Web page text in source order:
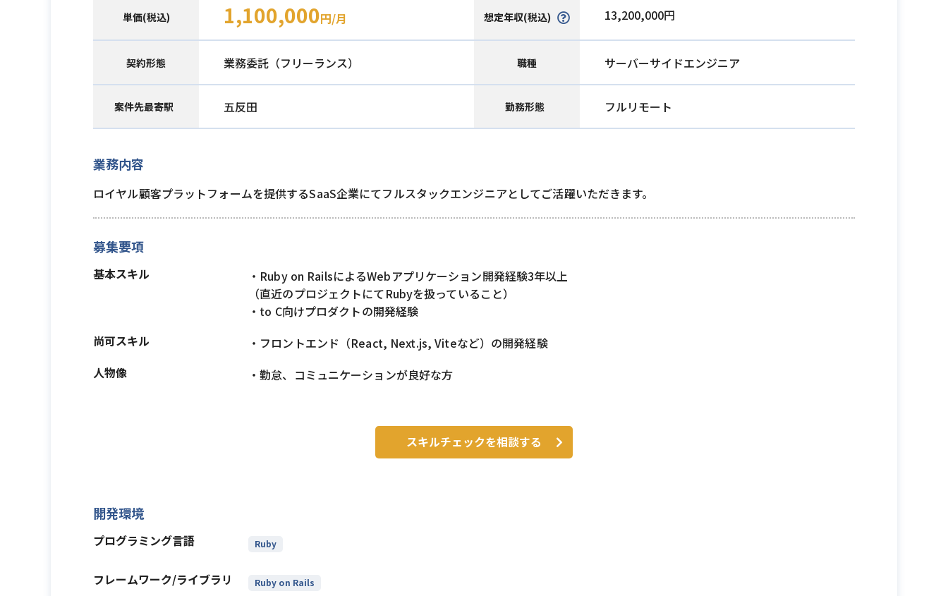
単価(税込) 1,100,000円/月 想定年収(税込) 13,200,000円
契約形態 業務委託（フリーランス） 職種 サーバーサイドエンジニア
案件先最寄駅 五反田 勤務形態 フルリモート
業務内容
ロイヤル顧客プラットフォームを提供するSaaS企業にてフルスタックエンジニアとしてご活躍いただきます。
募集要項
基本スキル
・Ruby on RailsによるWebアプリケーション開発経験3年以上
（直近のプロジェクトにてRubyを扱っていること）
・to C向けプロダクトの開発経験
尚可スキル
・フロントエンド（React, Next.js, Viteなど）の開発経験
人物像
・勤怠、コミュニケーションが良好な方
スキルチェックを相談する
開発環境
プログラミング言語 Ruby
フレームワーク/ライブラリ Ruby on Rails